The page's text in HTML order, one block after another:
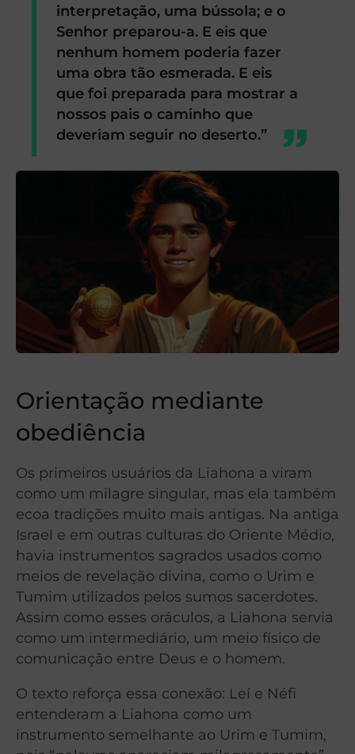
interpretação, uma bússola; e o
Senhor preparou-a. E eis que
nenhum homem poderia fazer
uma obra tão esmerada. E eis
que foi preparada para mostrar a
nossos pais o caminho que
deveriam seguir no deserto.”
Orientação mediante
obediência
Os primeiros usuários da Liahona a viram
como um milagre singular, mas ela também
ecoa tradições muito mais antigas. Na antiga
Israel e em outras culturas do Oriente Médio,
havia instrumentos sagrados usados como
meios de revelação divina, como o Urim e
Tumim utilizados pelos sumos sacerdotes.
Assim como esses oráculos, a Liahona servia
como um intermediário, um meio físico de
comunicação entre Deus e o homem.
O texto reforça essa conexão: Leí e Néfi
entenderam a Liahona como um
instrumento semelhante ao Urim e Tumim,